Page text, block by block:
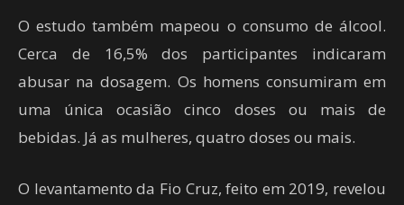
O estudo também mapeou o consumo de álcool.
Cerca de 16,5% dos participantes indicaram
abusar na dosagem. Os homens consumiram em
uma única ocasião cinco doses ou mais de
bebidas. Já as mulheres, quatro doses ou mais.
O levantamento da Fio Cruz, feito em 2019, revelou